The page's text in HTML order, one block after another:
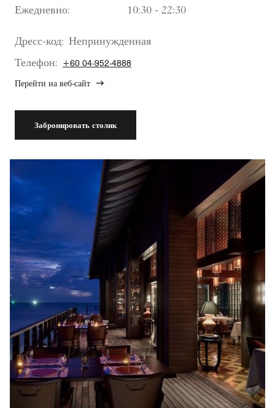
Ежедневно: 10:30 - 22:30
Дресс-код: Непринужденная
Телефон:
+60 04-952-4888
Перейти на веб-сайт
Забронировать столик